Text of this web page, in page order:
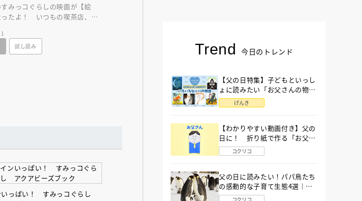
みっコぐらしの映画が【絵
ったよ！ いつもの喫茶店、い
本とは…？
試し読み
いっぱい！ すみっコぐらし
Trend 今日のトレンド
【父の日特集】子どもといっし
ょに読みたい「お父さんの物
語」６選
げんき
【わかりやすい動画付き】父の
日に！ 折り紙で作る「お父さ
ん」の簡単な折り方
コクリコ
父の日に読みたい！パパ鳥たち
の感動的な子育て生態4選｜図
鑑MOVE
コクリコ